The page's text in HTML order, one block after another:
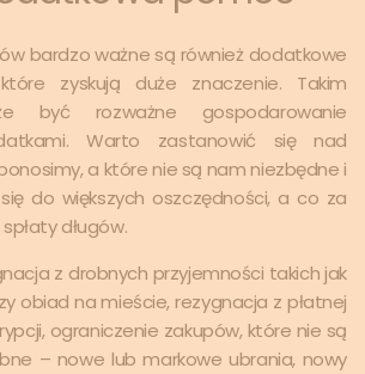
bardzo ważne są również dodatkowe
zyskują duże znaczenie. Takim
być rozważne gospodarowanie
Warto zastanowić się nad
a które nie są nam niezbędne i
do większych oszczędności, a co za
długów.
z drobnych przyjemności takich jak
obiad na mieście, rezygnacja z płatnej
ograniczenie zakupów, które nie są
– nowe lub markowe ubrania, nowy